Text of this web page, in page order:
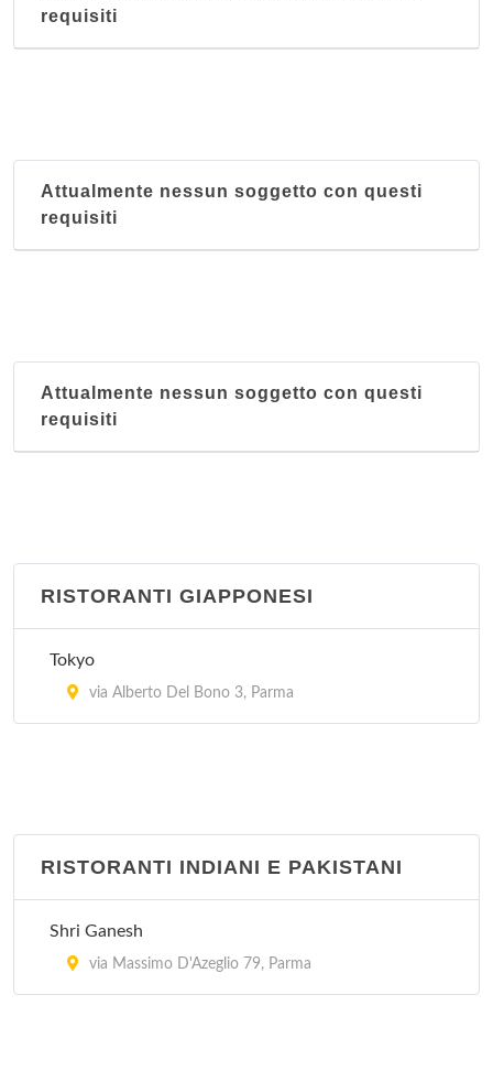
requisiti
Attualmente nessun soggetto con questi
requisiti
Attualmente nessun soggetto con questi
requisiti
RISTORANTI GIAPPONESI
Tokyo
via Alberto Del Bono 3, Parma
RISTORANTI INDIANI E PAKISTANI
Shri Ganesh
via Massimo D'Azeglio 79, Parma